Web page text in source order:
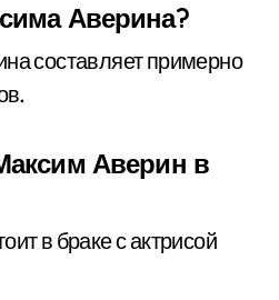
Аверина?
составляет примерно
Аверин в
в браке с актрисой